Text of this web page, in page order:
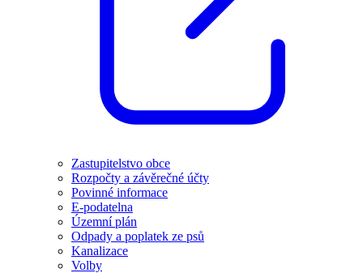
Zastupitelstvo obce
Rozpočty a závěrečné účty
Povinné informace
E-podatelna
Územní plán
Odpady a poplatek ze psů
Kanalizace
Volby